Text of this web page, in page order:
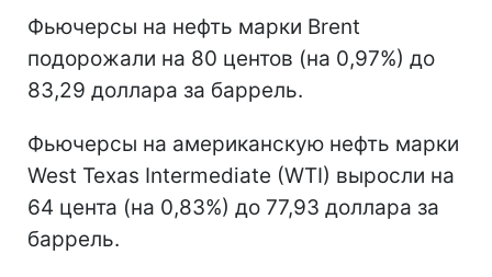
Фьючерсы на нефть марки Brent
подорожали на 80 центов (на 0,97%) до
83,29 доллара за баррель.
Фьючерсы на американскую нефть марки
West Texas Intermediate (WTI) выросли на
64 цента (на 0,83%) до 77,93 доллара за
баррель.